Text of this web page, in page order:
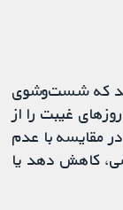
شد كه شست‌وشوی
غیبت را از
مقایسه با عدم
کاهش دهد یا